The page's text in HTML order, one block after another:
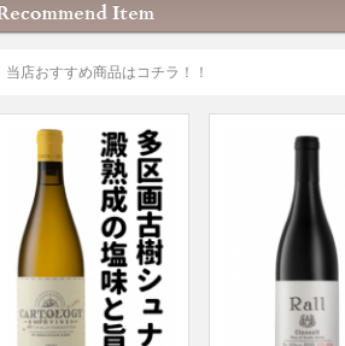
当店おすすめ商品はコチラ！！